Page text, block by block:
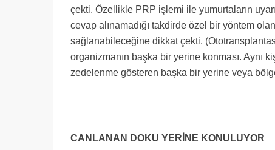
çekti. Özellikle PRP işlemi ile yumurtaların
cevap alınamadığı takdirde özel bir yöntem
sağlanabileceğine dikkat çekti.
organizmanın başka bir yerine konması. Aynı
zedelenme gösteren başka bir yerine veya
CANLANAN DOKU YERİNE KONULUYOR